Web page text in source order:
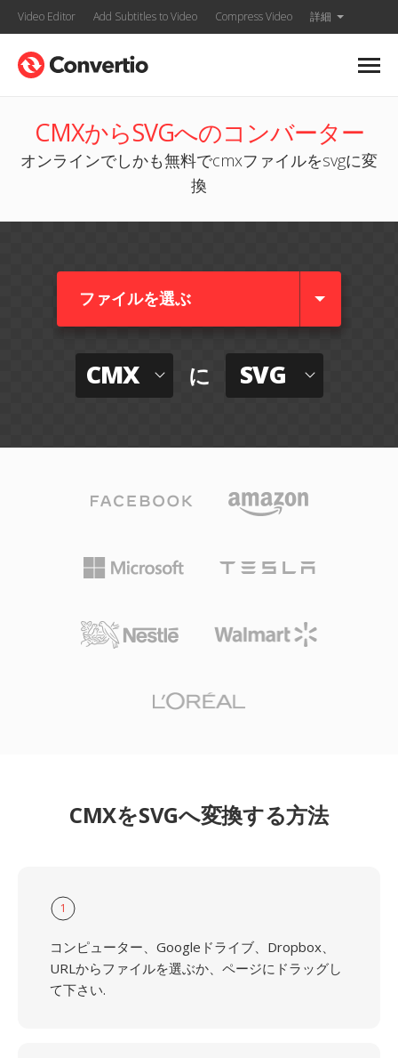
Video Editor Add Subtitles to Video Compress Video 詳細
CMXからSVGへのコンバーター
オンラインでしかも無料でcmxファイルをsvgに変
換
ファイルを選ぶ
CMX に SVG
CMXをSVGへ変換する方法
1
コンピューター、Googleドライブ、Dropbox、
URLからファイルを選ぶか、ページにドラッグし
て下さい.